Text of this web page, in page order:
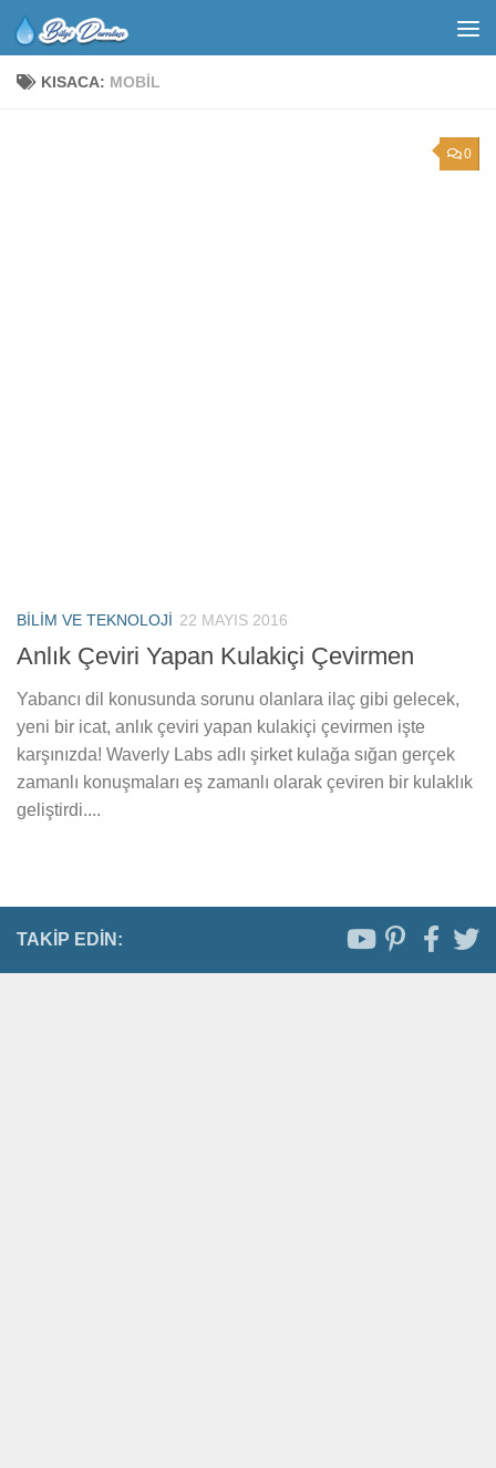
KISACA: MOBIL
0
BILIM VE TEKNOLOJI 22 MAYIS 2016
Anlık Çeviri Yapan Kulakiçi Çevirmen
Yabancı dil konusunda sorunu olanlara ilaç gibi gelecek,
yeni bir icat, anlık çeviri yapan kulakiçi çevirmen işte
karşınızda! Waverly Labs adlı şirket kulağa sığan gerçek
zamanlı konuşmaları eş zamanlı olarak çeviren bir kulaklık
geliştirdi....
TAKIP EDIN: